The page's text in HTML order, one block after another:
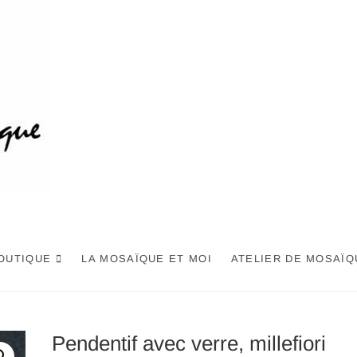
LA MOSAÏQUE ET MOI ATELIER DE
Pendentif avec verre, millefiori